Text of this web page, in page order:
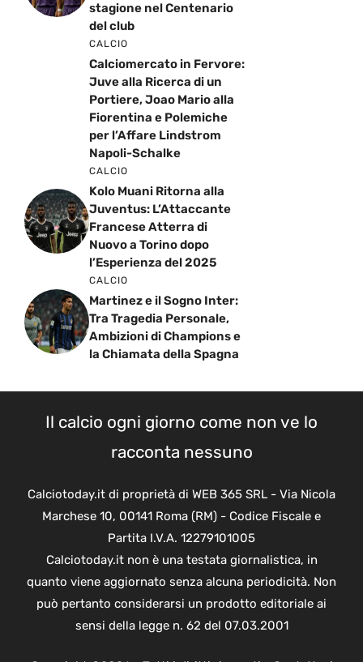
stagione nel Centenario
del club
CALCIO
Calciomercato in Fervore:
Juve alla Ricerca di un
Portiere, Joao Mario alla
Fiorentina e Polemiche
per l’Affare Lindstrom
Napoli-Schalke
CALCIO
Kolo Muani Ritorna alla
Juventus: L’Attaccante
Francese Atterra di
Nuovo a Torino dopo
l’Esperienza del 2025
CALCIO
Martinez e il Sogno Inter:
Tra Tragedia Personale,
Ambizioni di Champions e
la Chiamata della Spagna
Il calcio ogni giorno come non ve lo
racconta nessuno
Calciotoday.it di proprietà di WEB 365 SRL - Via Nicola
Marchese 10, 00141 Roma (RM) - Codice Fiscale e
Partita I.V.A. 12279101005
Calciotoday.it non è una testata giornalistica, in
quanto viene aggiornato senza alcuna periodicità. Non
può pertanto considerarsi un prodotto editoriale ai
sensi della legge n. 62 del 07.03.2001